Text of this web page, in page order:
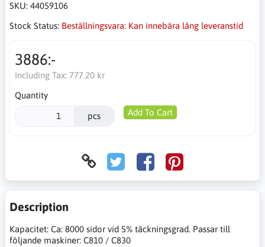
SKU: 44059106
Stock Status: Beställningsvara: Kan innebära lång leveranstid
3886:-
Including Tax: 777.20 kr
Quantity
pcs Add To Cart
Description
Kapacitet: Ca: 8000 sidor vid 5% täckningsgrad. Passar till
följande maskiner: C810 / C830